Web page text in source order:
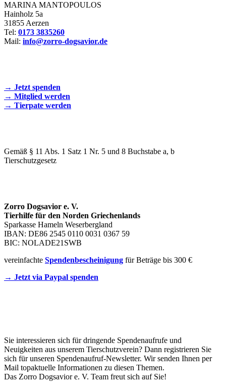
MARINA MANTOPOULOS
Hainholz 5a
31855 Aerzen
Tel: 0173 3835260
Mail: info@zorro-dogsavior.de
→ Jetzt spenden
→ Mitglied werden
→ Tierpate werden
Gemäß § 11 Abs. 1 Satz 1 Nr. 5 und 8 Buchstabe a, b
Tierschutzgesetz
Zorro Dogsavior e. V.
Tierhilfe für den Norden Griechenlands
Sparkasse Hameln Weserbergland
IBAN: DE86 2545 0110 0031 0367 59
BIC: NOLADE21SWB
vereinfachte Spendenbescheinigung für Beträge bis 300 €
→ Jetzt via Paypal spenden
Sie interessieren sich für dringende Spendenaufrufe und
Neuigkeiten aus unserem Tierschutzverein? Dann registrieren Sie
sich für unseren Spendenaufruf-Newsletter. Wir senden Ihnen per
Mail topaktuelle Informationen zu diesen Themen.
Das Zorro Dogsavior e. V. Team freut sich auf Sie!